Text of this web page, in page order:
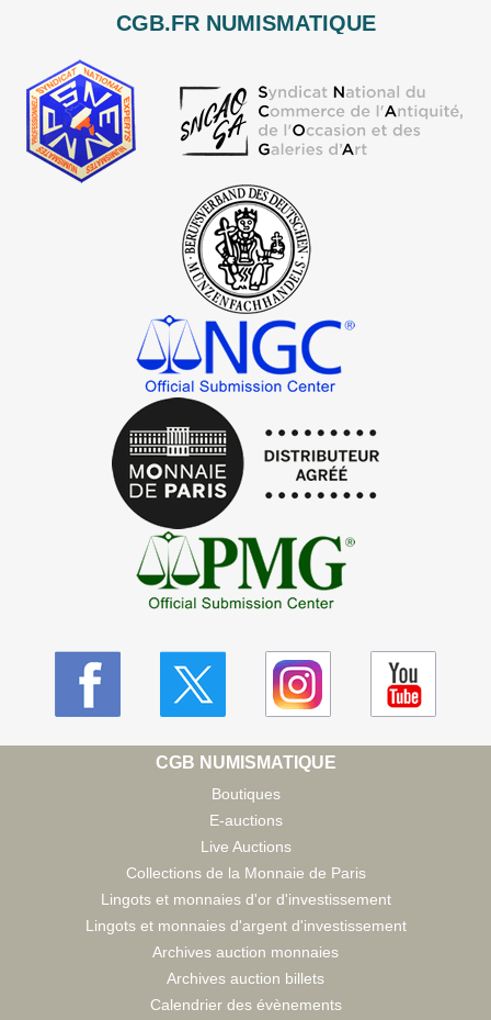
CGB.FR NUMISMATIQUE
CGB NUMISMATIQUE
Boutiques
E-auctions
Live Auctions
Collections de la Monnaie de Paris
Lingots et monnaies d'or d'investissement
Lingots et monnaies d'argent d'investissement
Archives auction monnaies
Archives auction billets
Calendrier des évènements